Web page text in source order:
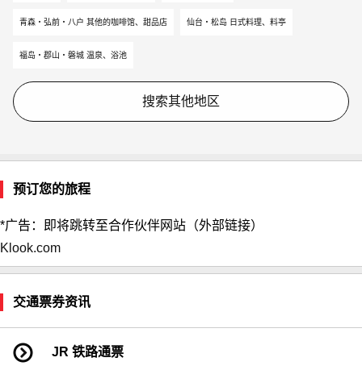
青森・弘前・八户 其他的咖啡馆、甜品店 仙台・松岛 日式料理、料亭
福岛・郡山・磐城 温泉、浴池
搜索其他地区
预订您的旅程
*广告：即将跳转至合作伙伴网站（外部链接）
Klook.com
交通票券资讯
JR 铁路通票